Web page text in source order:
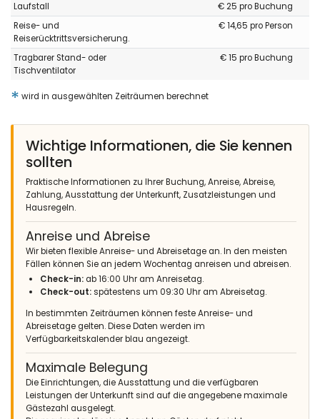
- 8,7
Ältere Paare - Januar 2024 - Vereinigtes Königreich von Gro :
(Originaltext)
Villa Luna is set in a nice peaceful area with plenty outdoor
space and good secure private parking. Only issue is during
Villa Luna liegt in einer schönen, ruhigen Gegend mit viel Platz
im Freien und guten, sicheren Privatparkplätzen. Das einzige
Problem besteht in den Wintermonaten, wenn der
Loungebereich ziemlich kalt ist.
Ältere Paare - Mai 2023 - Vereinigtes Königreich von Gro :
(Originaltext)
Oven controls are interesting! Great villa and super location.
(Übersetzt von Google)
Ofensteuerungen sind interessant! Tolle Villa und super Lage.
- 9,6
Ältere Paare - Januar 2023 - Niederlande :
(Originaltext)
Heel tevreden over contact en hulp van Aquila-rent
Laufstall
€ 25 pro Buchung
Reise- und
Reiserücktrittsversicherung.
€ 14,65 pro Person
Tragbarer Stand- oder
Tischventilator
€ 15 pro Buchung
* wird in ausgewählten Zeiträumen berechnet
Wichtige Informationen, die Sie kennen
sollten
Praktische Informationen zu Ihrer Buchung, Anreise, Abreise,
Zahlung, Ausstattung der Unterkunft, Zusatzleistungen und
Hausregeln.
Anreise und Abreise
Wir bieten flexible Anreise- und Abreisetage an. In den meisten
Fällen können Sie an jedem Wochentag anreisen und abreisen.
Check-in: ab 16:00 Uhr am Anreisetag.
Check-out:spätestens um 09:30 Uhr am Abreisetag.
In bestimmten Zeiträumen können feste Anreise- und
Abreisetage gelten. Diese Daten werden im
Verfügbarkeitskalender blau angezeigt.
Maximale Belegung
Die Einrichtungen, die Ausstattung und die verfügbaren
Leistungen der Unterkunft sind auf die angegebene maximale
Gästezahl ausgelegt.